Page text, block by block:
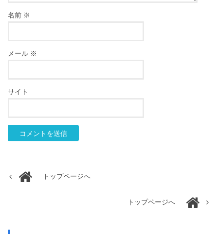
名前 ※
メール ※
サイト
トップページへ
トップページへ